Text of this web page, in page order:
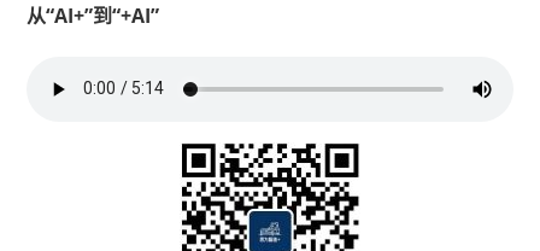
从“AI+”到“+AI”